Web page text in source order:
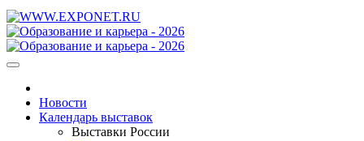
Новости
Календарь выставок
Выставки России